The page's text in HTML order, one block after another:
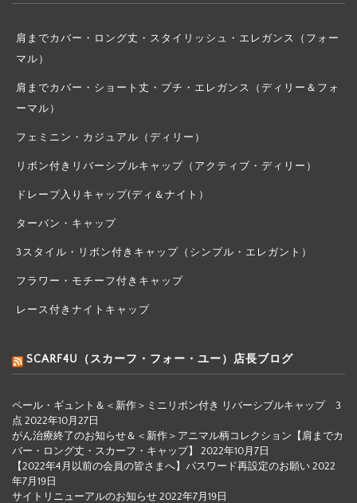
肩までカバー・ロング丈・スタイリッシュ・エレガンス（フォー
マル）
肩までカバー・ショート丈・プチ・エレガンス（ディリー＆フォ
ーマル）
フェミニン・カジュアル（ディリー）
リボン付きリバーシブルキャップ（アクティブ・ディリー）
ドレープ入りキャップ(ディ＆ナイト）
ターバン・キャップ
3スタイル・リボン付きキャップ（シンプル・エレガント）
フラワー・モチーフ付きキャップ
レース付きナイトキャップ
SCARF4U（スカーフ・フォー・ユー）店長ブログ
ペール・ギュント＆＜新作＞ミニリボン付き リバーシブルキャップ 3
点 2022年10月27日
がん治療終了のお知らせ＆＜新作＞アニマル柄コレクション【肩までカ
バー・ロング丈・スカーフ・キャップ】
2022年10月7日
【2022年4月以前の会員の皆さまへ】パスワード再設定のお願い 2022
年7月19日
サイトリニューアルのお知らせ 2022年7月19日